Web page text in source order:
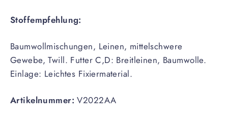
Stoffempfehlung:
Baumwollmischungen, Leinen, mittelschwere
Gewebe, Twill. Futter C,D: Breitleinen, Baumwolle.
Einlage: Leichtes Fixiermaterial.
Artikelnummer: V2022AA